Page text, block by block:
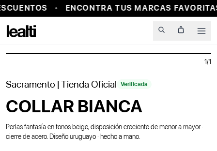
ENCONTRA TUS MARCAS
1/1
Sacramento | Tienda Oficial Verificada
COLLAR BIANCA
Perlas fantasía en tonos beige, disposición creciente de menor a mayor ·
cierre de acero. Diseño uruguayo · hecho a mano.